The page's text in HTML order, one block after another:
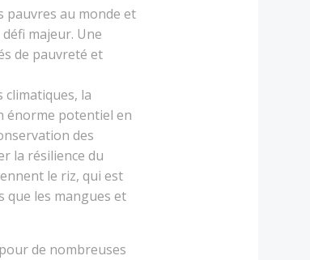
pauvres au monde et
majeur. Une
de pauvreté et
la
énorme potentiel en
des
la résilience du
le riz, qui est
que les mangues et
de nombreuses